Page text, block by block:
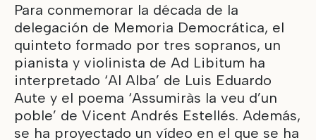
Para conmemorar la década de la
delegación de Memoria Democrática, el
quinteto formado por tres sopranos, un
pianista y violinista de Ad Libitum ha
interpretado ‘Al Alba’ de Luis Eduardo
Aute y el poema ‘Assumiràs la veu d’un
poble’ de Vicent Andrés Estellés. Además,
se ha proyectado un vídeo en el que se ha